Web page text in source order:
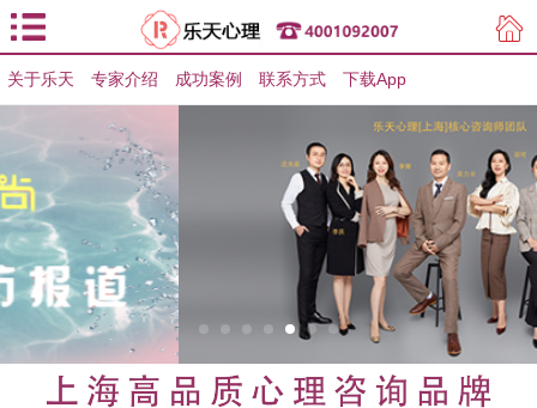
用户登录 用户注册
关于乐天 专家介绍 成功案例 联系方式 下载App